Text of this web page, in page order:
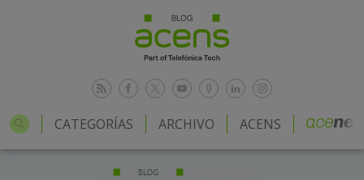
CATEGORÍAS ARCHIVO ACENS